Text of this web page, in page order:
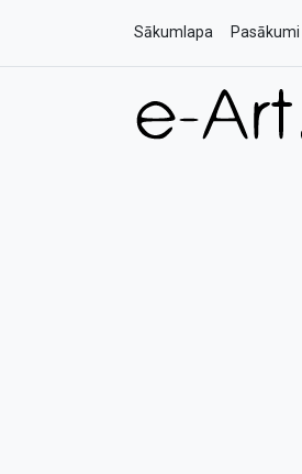
Sākumlapa Pasākumi